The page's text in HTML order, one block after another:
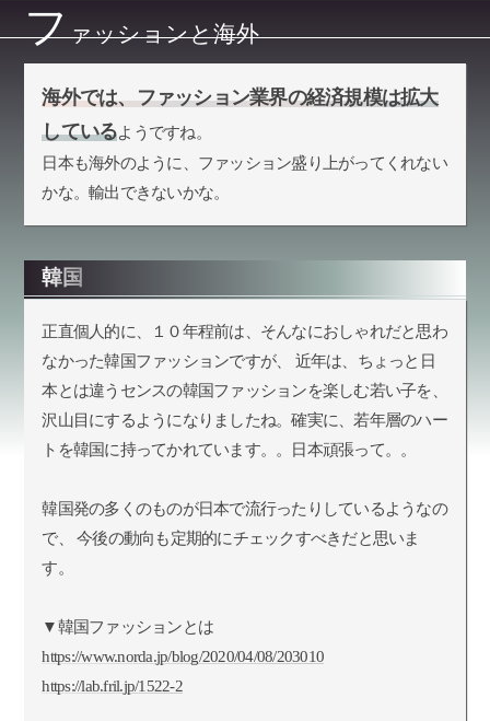
ファッションと海外
海外では、ファッション業界の経済規模は拡大
しているようですね。
日本も海外のように、ファッション盛り上がってくれない
かな。輸出できないかな。
韓国
正直個人的に、１０年程前は、そんなにおしゃれだと思わ
なかった韓国ファッションですが、 近年は、ちょっと日
本とは違うセンスの韓国ファッションを楽しむ若い子を、
沢山目にするようになりましたね。確実に、若年層のハー
トを韓国に持ってかれています。。日本頑張って。。
韓国発の多くのものが日本で流行ったりしているようなの
で、 今後の動向も定期的にチェックすべきだと思いま
す。
▼韓国ファッションとは
https://www.norda.jp/blog/2020/04/08/203010
https://lab.fril.jp/1522-2